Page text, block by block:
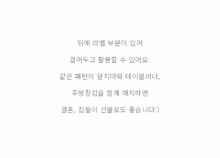
뒤에 라벨 부분이 있어
걸어두고 활용할 수 있어요.
같은 패턴의 앞치마와 테이블러너,
주방장갑을 함께 매치하면
결혼, 집들이 선물로도 좋습니다:)